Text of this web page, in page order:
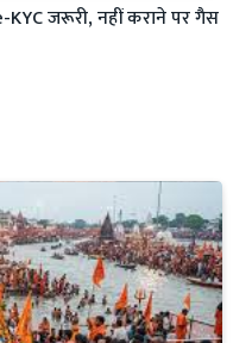
जरूरी, नहीं कराने पर गैस